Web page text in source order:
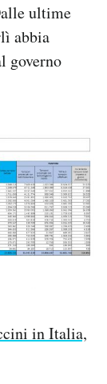
ultime
abbia
governo
in Italia,